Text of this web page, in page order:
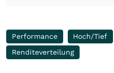
Performance Hoch/Tief
Renditeverteilung